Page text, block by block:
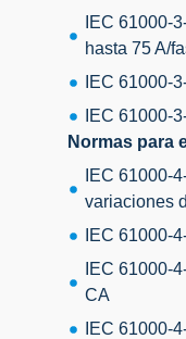
IEC 61000-
hasta 75 A/
IEC 61000-
IEC 61000-
Normas para
IEC 61000-
variaciones
IEC 61000-
IEC 61000-
CA
IEC 61000-